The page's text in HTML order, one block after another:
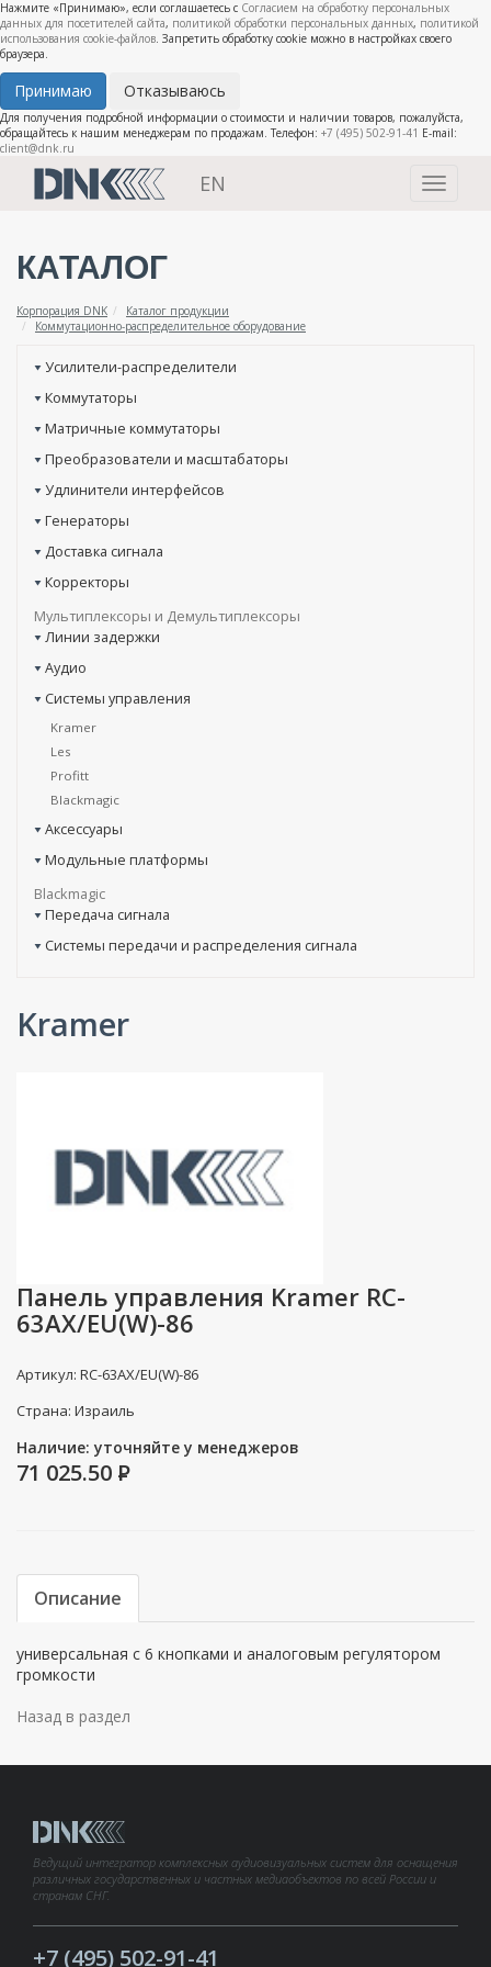
Нажмите «Принимаю», если соглашаетесь с Согласием на обработку персональных
данных для посетителей сайта, политикой обработки персональных данных, политикой
использования cookie-файлов. Запретить обработку cookie можно в настройках своего
браузера.
Принимаю Отказываюсь
Для получения подробной информации о стоимости и наличии товаров, пожалуйста,
обращайтесь к нашим менеджерам по продажам. Телефон: +7 (495) 502-91-41 E-mail:
client@dnk.ru
Toggle
EN
КАТАЛОГ
Корпорация DNK
Каталог продукции
Коммутационно-распределительное оборудование
Усилители-распределители
Коммутаторы
Матричные коммутаторы
Преобразователи и масштабаторы
Удлинители интерфейсов
Генераторы
Доставка сигнала
Корректоры
Мультиплексоры и Демультиплексоры
Линии задержки
Аудио
Системы управления
Kramer
Les
Profitt
Blackmagic
Аксессуары
Модульные платформы
Blackmagic
Передача сигнала
Системы передачи и распределения сигнала
Kramer
Панель управления Kramer RC-
63AX/EU(W)-86
Артикул: RC-63AX/EU(W)-86
Страна: Израиль
Наличие: уточняйте у менеджеров
71 025.50 P
Описание
универсальная с 6 кнопками и аналоговым регулятором
громкости
Назад в раздел
Ведущий интегратор комплексных аудиовизуальных систем для оснащения
различных государственных и частных медиаобъектов по всей России и
странам СНГ.
+7 (495) 502-91-41